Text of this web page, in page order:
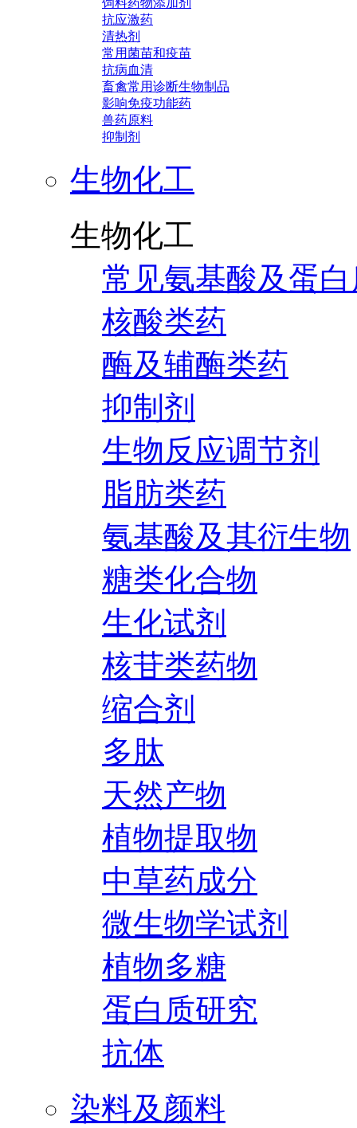
饲料药物添加剂
抗应激药
清热剂
常用菌苗和疫苗
抗病血清
畜禽常用诊断生物制品
影响免疫功能药
兽药原料
抑制剂
生物化工
生物化工
常见氨基酸及蛋
核酸类药
酶及辅酶类药
抑制剂
生物反应调节剂
脂肪类药
氨基酸及其衍生物
糖类化合物
生化试剂
核苷类药物
缩合剂
多肽
天然产物
植物提取物
中草药成分
微生物学试剂
植物多糖
蛋白质研究
抗体
染料及颜料